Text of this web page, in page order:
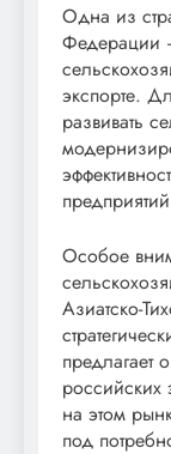
Одна из
Федерации
экспорте.
развивать
Особое
Азиатско-
предлагает
российских
на этом
под